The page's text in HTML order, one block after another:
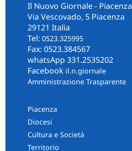
Il Nuovo Giornale - Piacenza
Via Vescovado, 5 Piacenza
29121 Italia
Tel: 0523.325995
Fax: 0523.384567
whatsApp 331.2535202
Facebook il.n.giornale
Amministrazione Trasparente
Piacenza
Diocesi
Cultura e Società
Territorio